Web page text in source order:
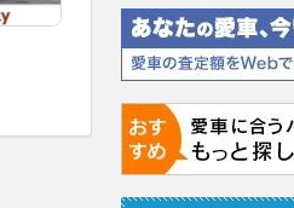
660 XC 4WD
支払